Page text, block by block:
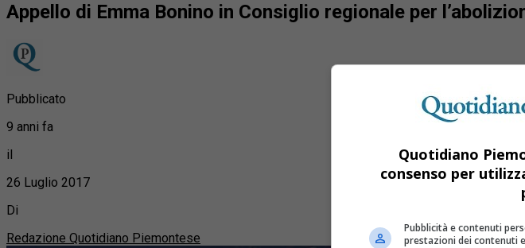
Appello di Emma Bonino in Consiglio regionale per
Pubblicato
9 anni fa
il
26 Luglio 2017
Di
Redazione Quotidiano Piemontese
Quotidiano
consenso per
Pubblicità e contenuti
prestazioni dei contenuti